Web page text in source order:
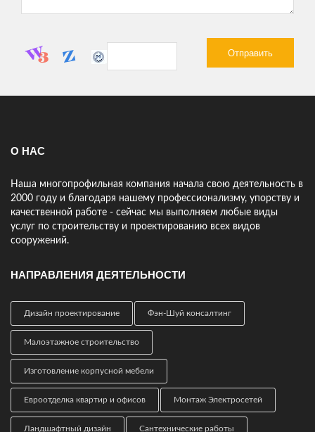
Спасибо!
Только начинаю работать с компанией 25Строй но сразу видно
О НАС
Наша многопрофильная компания начала свою деятельность в
2000 году и благодаря нашему профессионализму, упорству и
качественной работе - сейчас мы выполняем любые виды
услуг по строительству и проектированию всех видов
сооружений.
НАПРАВЛЕНИЯ ДЕЯТЕЛЬНОСТИ
Дизайн проектирование Фэн-Шуй консалтинг
Малоэтажное строительство
Изготовление корпусной мебели
Евроотделка квартир и офисов Монтаж Электросетей
Ландшафтный дизайн Сантехнические работы